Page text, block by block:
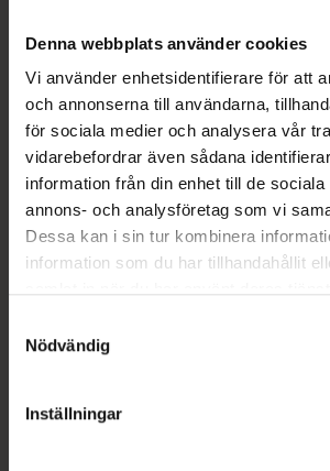
Denna webbplats använder cookies
Vi använder enhetsidentifierare för att
och annonserna till användarna,
för sociala medier och analysera vår
vidarebefordrar även sådana
information från din enhet till de sociala
annons- och analysföretag som vi
Dessa kan i sin tur kombinera
information som du har tillhandahållit
återkalla ditt samtycke via webbplatsens
cookieinställningar. Ett återkallat
lagligheten av behandling som skett
Nödvändig
Inställningar
Beskrivning
Läs alltid bipacksedeln
användning.
EAN:07046263936581